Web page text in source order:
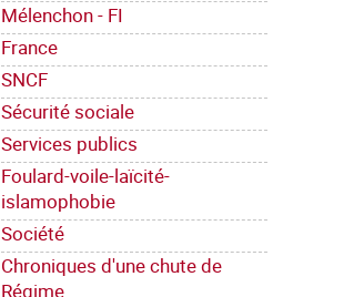
Mélenchon - FI
France
SNCF
Sécurité sociale
Services publics
Foulard-voile-laïcité-
islamophobie
Société
Chroniques d'une chute de
Régime